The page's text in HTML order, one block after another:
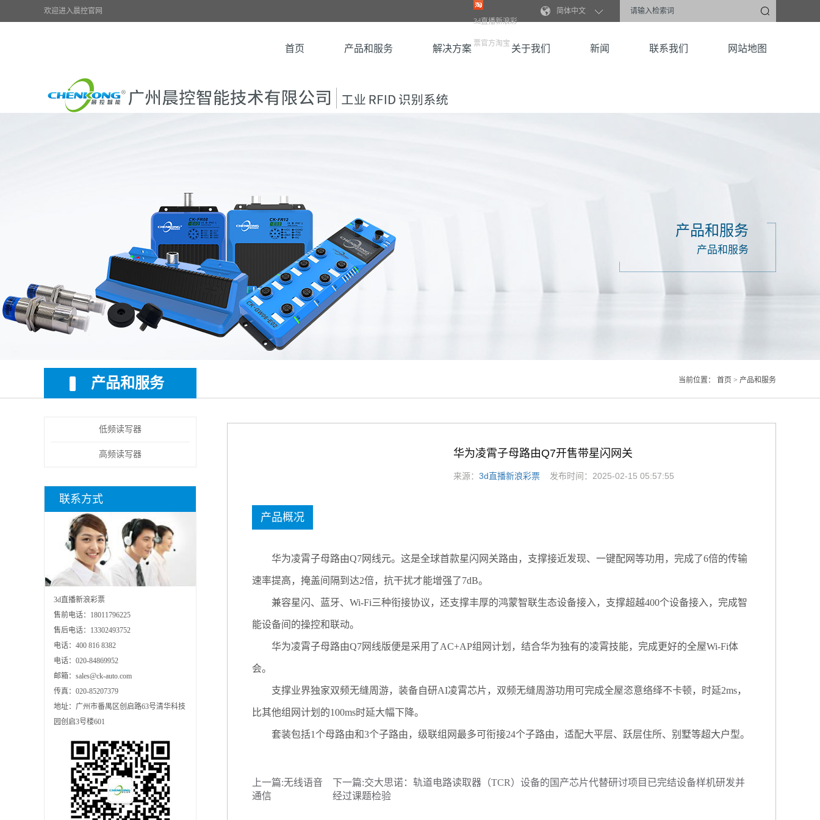
3d直播新浪彩
票官方淘宝
简体中文
欢迎进入晨控官网
首页 产品和服务 解决方案 关于我们 新闻 联系我们 网站地图
产品和服务
产品和服务
当前位置： 首页 > 产品和服务
产品和服务
低频读写器
高频读写器
联系方式
3d直播新浪彩票
售前电话：18011796225
售后电话：13302493752
电话：400 816 8382
电话：020-84869952
邮箱：sales@ck-auto.com
传真：020-85207379
地址：广州市番禺区创启路63号清华科技
园创启3号楼601
华为凌霄子母路由Q7开售带星闪网关
来源： 3d直播新浪彩票 发布时间：2025-02-15 05:57:55
产品概况
华为凌霄子母路由Q7网线元。这是全球首款星闪网关路由，支撑接近发现、一键配网等功用，完成了6倍的传输
速率提高，掩盖间隔到达2倍，抗干扰才能增强了7dB。
兼容星闪、蓝牙、Wi-Fi三种衔接协议，还支撑丰厚的鸿蒙智联生态设备接入，支撑超越400个设备接入，完成智
能设备间的操控和联动。
华为凌霄子母路由Q7网线版便是采用了AC+AP组网计划，结合华为独有的凌霄技能，完成更好的全屋Wi-Fi体
会。
支撑业界独家双频无缝周游，装备自研AI凌霄芯片，双频无缝周游功用可完成全屋恣意络绎不卡顿，时延2ms，
比其他组网计划的100ms时延大幅下降。
套装包括1个母路由和3个子路由，级联组网最多可衔接24个子路由，适配大平层、跃层住所、别墅等超大户型。
上一篇:无线语音
通信
下一篇:交大思诺：轨道电路读取器（TCR）设备的国产芯片代替研讨项目已完结设备样机研发并
经过课题检验